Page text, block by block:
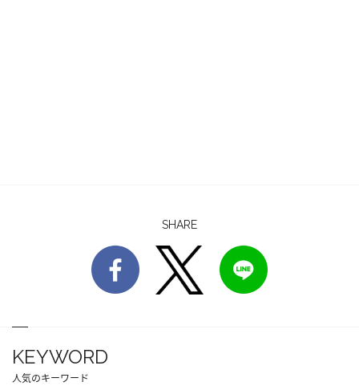
SHARE
KEYWORD
人気のキーワード